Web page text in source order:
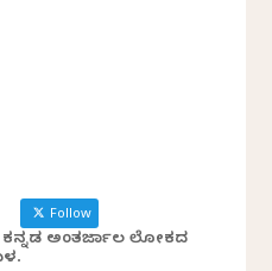
Follow
ಕನ್ನಡ ಅಂತರ್ಜಾಲ ಲೋಕದ